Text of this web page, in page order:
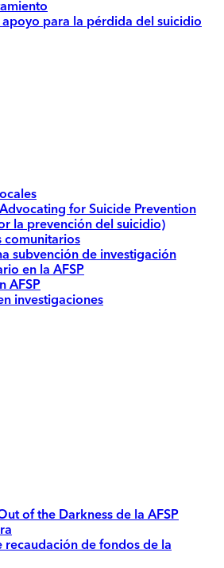
apoyo para la pérdida del suicidio
for Suicide Prevention
la prevención del suicidio)
comunitarios
subvención de investigación
en la AFSP
AFSP
investigaciones
of the Darkness de la AFSP
recaudación de fondos de la